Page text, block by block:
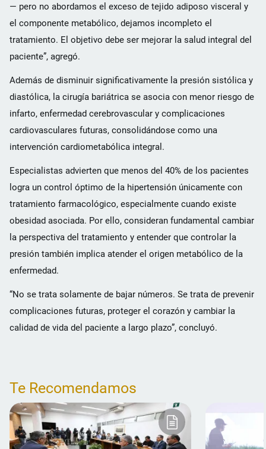
— pero no abordamos el exceso de tejido adiposo visceral y
el componente metabólico, dejamos incompleto el
tratamiento. El objetivo debe ser mejorar la salud integral del
paciente”, agregó.
Además de disminuir significativamente la presión sistólica y
diastólica, la cirugía bariátrica se asocia con menor riesgo de
infarto, enfermedad cerebrovascular y complicaciones
cardiovasculares futuras, consolidándose como una
intervención cardiometabólica integral.
Especialistas advierten que menos del 40% de los pacientes
logra un control óptimo de la hipertensión únicamente con
tratamiento farmacológico, especialmente cuando existe
obesidad asociada. Por ello, consideran fundamental cambiar
la perspectiva del tratamiento y entender que controlar la
presión también implica atender el origen metabólico de la
enfermedad.
“No se trata solamente de bajar números. Se trata de prevenir
complicaciones futuras, proteger el corazón y cambiar la
calidad de vida del paciente a largo plazo”, concluyó.
Te Recomendamos